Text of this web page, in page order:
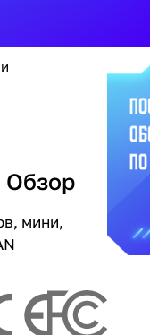
Обзор
мини,